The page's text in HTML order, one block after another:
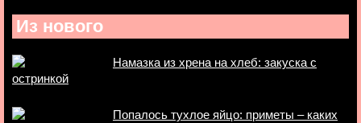
Из нового
Намазка из хрена на хлеб: закуска с
остринкой
Попалось тухлое яйцо: приметы – каких